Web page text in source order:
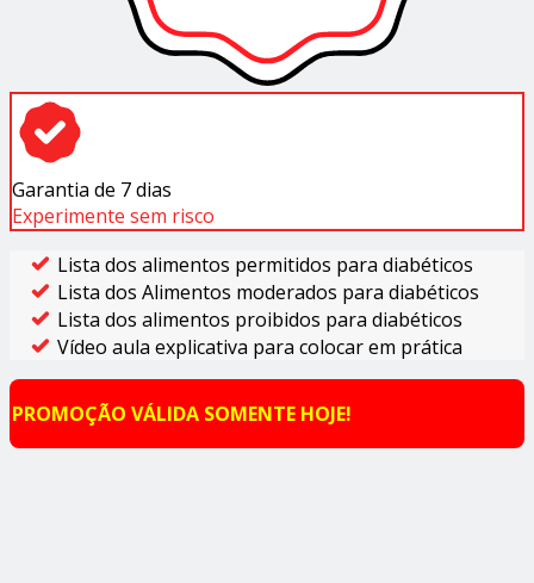
Garantia de 7 dias
Experimente sem risco
Lista dos alimentos permitidos para diabéticos
Lista dos Alimentos moderados para diabéticos
Lista dos alimentos proibidos para diabéticos
Vídeo aula explicativa para colocar em prática
PROMOÇÃO VÁLIDA SOMENTE HOJE!